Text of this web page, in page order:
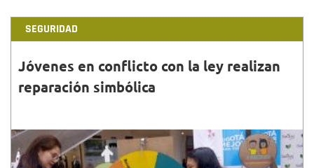
SEGURIDAD
Jóvenes en conflicto con la ley realizan
reparación simbólica
30•NOV•2018